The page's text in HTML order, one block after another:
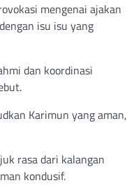
mengenai ajakan
isu isu yang
dan koordinasi
Karimun yang aman,
rasa dari kalangan
kondusif.